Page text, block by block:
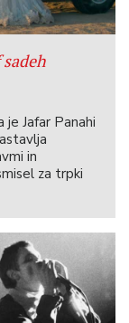
sadeh
Jafar Panahi
in
za trpki